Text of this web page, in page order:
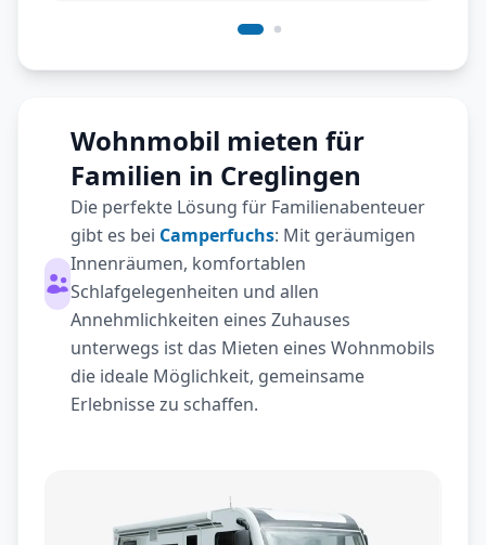
Wohnmobil mieten für
Familien in Creglingen
Die perfekte Lösung für Familienabenteuer
gibt es bei Camperfuchs: Mit geräumigen
Innenräumen, komfortablen
Schlafgelegenheiten und allen
Annehmlichkeiten eines Zuhauses
unterwegs ist das Mieten eines Wohnmobils
die ideale Möglichkeit, gemeinsame
Erlebnisse zu schaffen.